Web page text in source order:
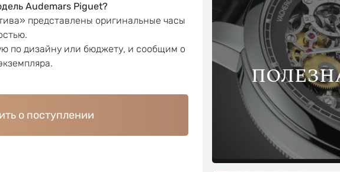
Audemars Piguet?
представлены оригинальные часы
по дизайну или бюджету, и сообщим о
о поступлении